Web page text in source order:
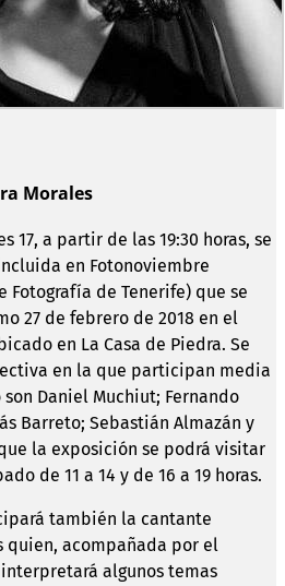
Morales
17, a partir de las 19:30 horas, se
en Fotonoviembre
de Tenerife) que se
27 de febrero de 2018 en el
en La Casa de Piedra. Se
en la que participan media
Daniel Muchiut; Fernando
Barreto; Sebastián Almazán y
la exposición se podrá visitar
de 11 a 14 y de 16 a 19 horas.
también la cantante
quien, acompañada por el
algunos temas